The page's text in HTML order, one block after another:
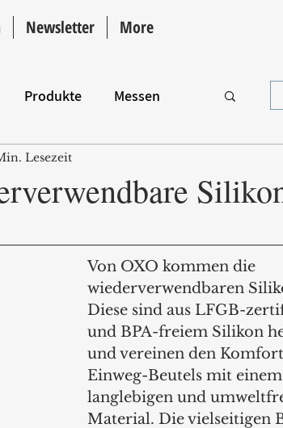
Newsletter More
Produkte Messen
Lesezeit
Von OXO kommen die
wiederverwendbaren
Diese sind aus LFGB-
und BPA-freiem Silikon
und vereinen den
Einweg-Beutels mit einem
langlebigen und
Material. Die vielseitigen